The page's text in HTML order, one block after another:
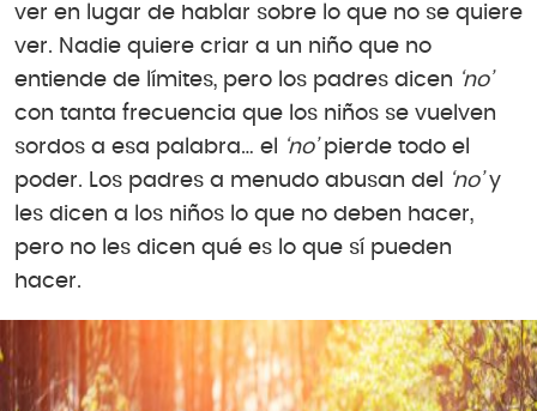
ver en lugar de hablar sobre lo que no se quiere
ver. Nadie quiere criar a un niño que no
entiende de límites, pero los padres dicen ‘no’
con tanta frecuencia que los niños se vuelven
sordos a esa palabra… el
‘no’pierde todo el
poder. Los padres a menudo abusan del
‘no’y
les dicen a los niños lo que no deben hacer,
pero no les dicen qué es lo que sí pueden
hacer.